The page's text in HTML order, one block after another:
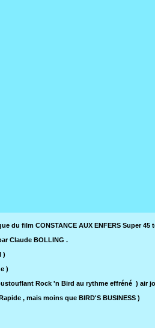
du film CONSTANCE AUX ENFERS Super 45
Claude BOLLING .
)
)
Rock 'n Bird au rythme effréné ) air
, mais moins que BIRD'S BUSINESS )